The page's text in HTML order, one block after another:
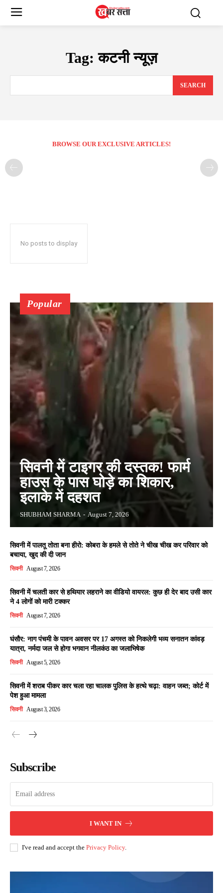
Tag:कटनी न्यूज़
SEARCH
BROWSE OUR EXCLUSIVE ARTICLES!
No posts to display
Popular
सिवनी में टाइगर की दस्तक! फार्म
हाउस के पास घोड़े का शिकार,
इलाके में दहशत
SHUBHAM SHARMA - August 7, 2026
सिवनी में पालतू तोता बना हीरो: कोबरा के हमले से तोते ने चीख चीख कर परिवार को
बचाया, खुद की दी जान
सिवनी August 7, 2026
सिवनी में चलती कार से हथियार लहराने का वीडियो वायरल: कुछ ही देर बाद उसी कार
ने 4 लोगों को मारी टक्कर
सिवनी August 7, 2026
घंसौर: नाग पंचमी के पावन अवसर पर 17 अगस्त को निकलेगी भव्य सनातन कांवड़
यात्रा, नर्मदा जल से होगा भगवान नीलकंठ का जलाभिषेक
सिवनी August 5, 2026
सिवनी में शराब पीकर कार चला रहा चालक पुलिस के हत्थे चढ़ा: वाहन जब्त; कोर्ट में
पेश हुआ मामला
सिवनी August 3, 2026
Subscribe
I WANT IN
I've read and accept the Privacy Policy.